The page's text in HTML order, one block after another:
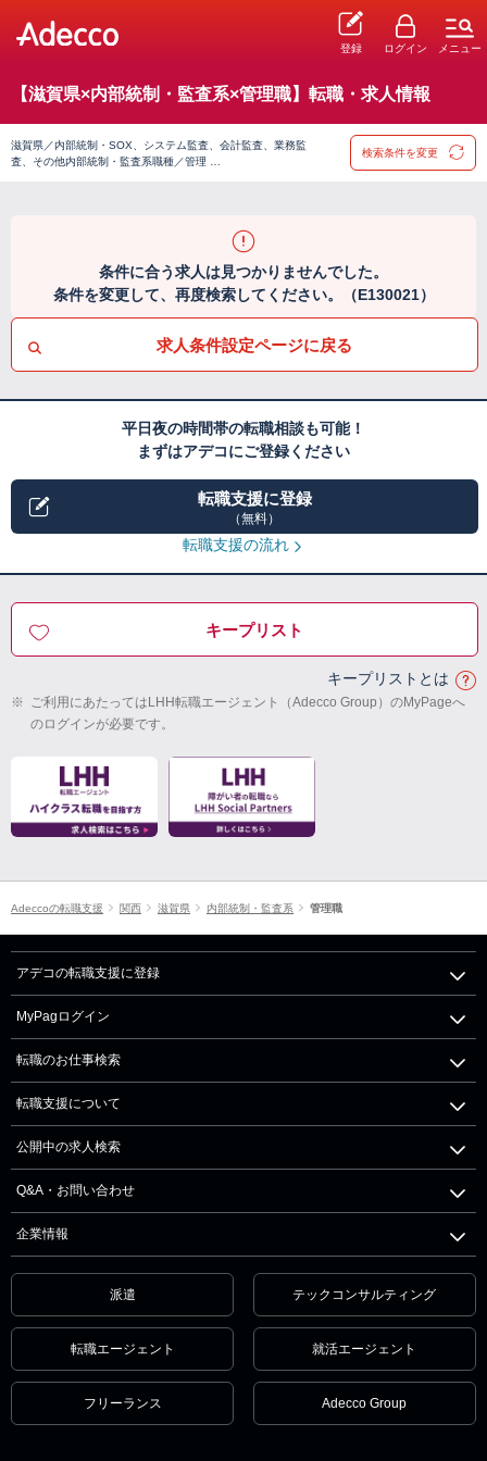
登録 ログイン メニュー
【滋賀県×内部統制・監査系×管理職】転職・求人情報
滋賀県／内部統制・SOX、システム監査、会計監査、業務監
査、その他内部統制・監査系職種／管理 …
検索条件を変更
条件に合う求人は見つかりませんでした。
条件を変更して、再度検索してください。（E130021）
求人条件設定ページに戻る
平日夜の時間帯の転職相談も可能！
まずはアデコにご登録ください
転職支援に登録
（無料）
転職支援の流れ
キープリスト
キープリストとは
※ ご利用にあたってはLHH転職エージェント（Adecco Group）のMyPageへ
のログインが必要です。
Adeccoの転職支援 関西 滋賀県 内部統制・監査系 管理職
アデコの転職支援に登録
MyPagログイン
転職のお仕事検索
転職支援について
公開中の求人検索
Q&A・お問い合わせ
企業情報
派遣 テックコンサルティング
転職エージェント 就活エージェント
フリーランス Adecco Group